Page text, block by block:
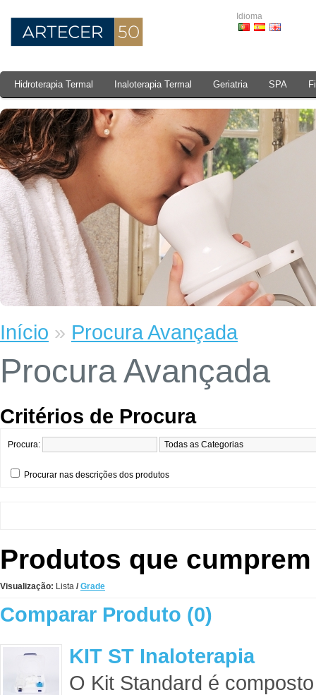
Idioma
Hidroterapia Termal Inaloterapia Termal Geriatria SPA
Início » Procura Avançada
Procura Avançada
Critérios de Procura
Procura:
Procurar nas descrições dos produtos
Produtos que
Visualização: Lista / Grade
Comparar Produto (0)
KIT ST Inaloterapia
O Kit Standard é